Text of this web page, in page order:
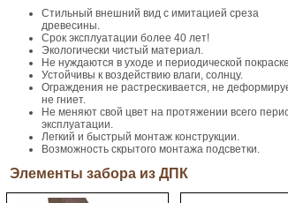
Стильный внешний вид с имитацией среза
древесины.
Срок эксплуатации более 40 лет!
Экологически чистый материал.
Не нуждаются в уходе и периодической
Устойчивы к воздействию влаги, солнцу.
Ограждения не растрескивается, не
не гниет.
Не меняют свой цвет на протяжении всего
эксплуатации.
Легкий и быстрый монтаж конструкции.
Возможность скрытого монтажа подсветки.
Элементы забора из ДПК